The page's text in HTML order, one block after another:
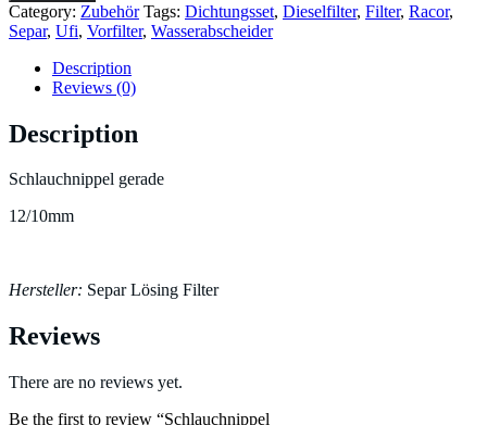
Category: Zubehör Tags: Dichtungsset, Dieselfilter, Filter, Racor,
Separ, Ufi, Vorfilter, Wasserabscheider
Description
Reviews (0)
Description
Schlauchnippel gerade
12/10mm
Hersteller: Separ Lösing Filter
Reviews
There are no reviews yet.
Be the first to review “Schlauchnippel